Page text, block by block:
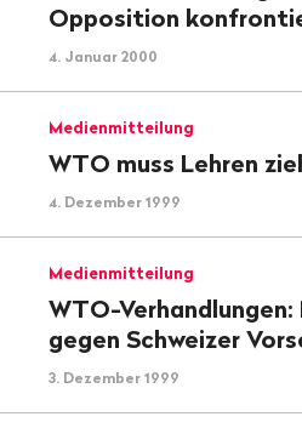
Opposition
4. Januar 2000
Medienmitteilung
WTO muss Lehren
4. Dezember 1999
Medienmitteilung
WTO-
gegen Schweizer
3. Dezember 1999